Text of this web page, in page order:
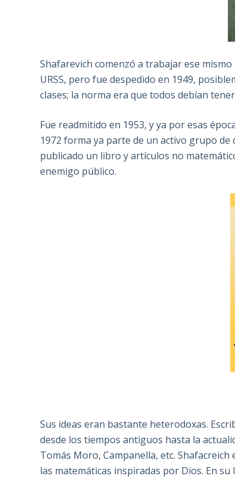
Shafarevich comenzó a trabajar ese
URSS, pero fue despedido en 1949,
clases; la norma era que todos debían
Fue readmitido en 1953, y ya por esas
1972 forma ya parte de un activo grupo
publicado un libro y artículos no
enemigo público.
Sus ideas eran bastante heterodoxas.
desde los tiempos antiguos hasta la
Tomás Moro, Campanella, etc.
las matemáticas inspiradas por Dios. En